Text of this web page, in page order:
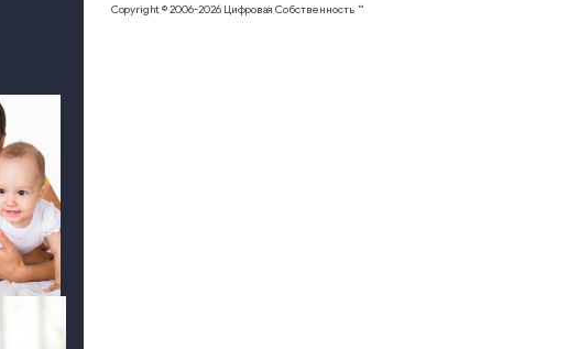
Copyright © 2006-2026 Цифровая Собственность ™